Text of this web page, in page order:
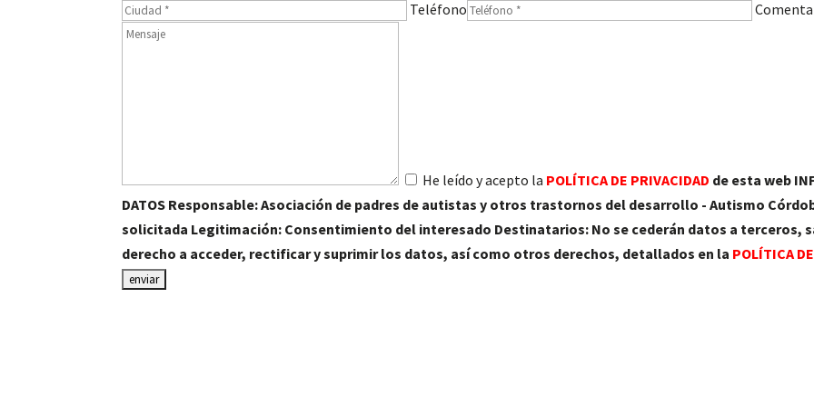
Teléfono
He leído y acepto la POLÍTICA DE PRIVACIDAD de esta web
DATOS Responsable: Asociación de padres de autistas y otros trastornos del desarrollo - Autismo
solicitada Legitimación: Consentimiento del interesado Destinatarios: No se cederán datos a terceros,
derecho a acceder, rectificar y suprimir los datos, así como otros derechos, detallados en la POLÍTICA